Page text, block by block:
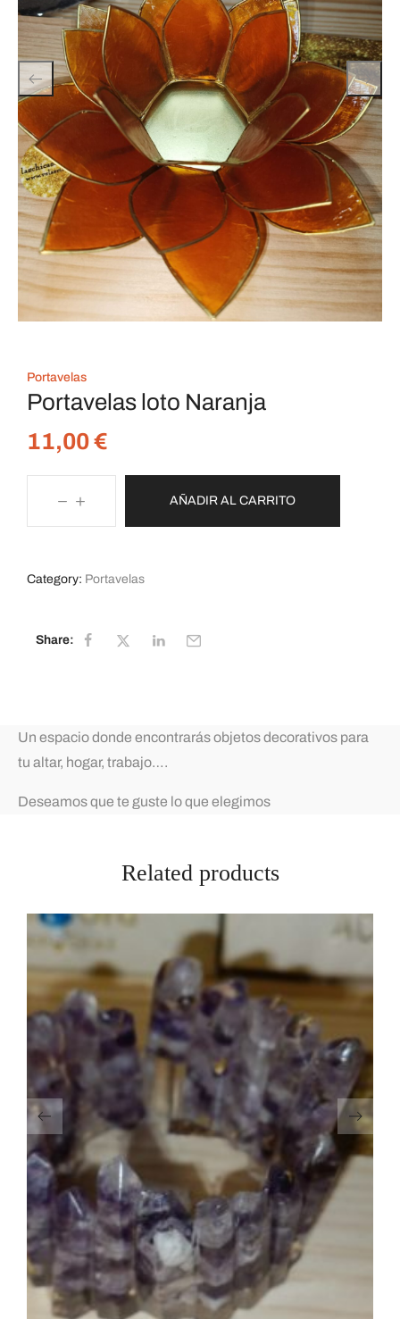
Portavelas
Portavelas loto Naranja
11,00€
AÑADIR AL CARRITO
Category: Portavelas
Share:
Un espacio donde encontrarás objetos decorativos para
tu altar, hogar, trabajo….
Deseamos que te guste lo que elegimos
Related products